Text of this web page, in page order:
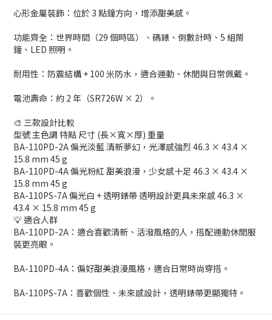
心形金屬裝飾：位於 3 點鐘方向，增添甜美感。
功能齊全：世界時間（29 個時區）、碼錶、倒數計時、5 組鬧
鐘、LED 照明。
耐用性：防震結構 + 100 米防水，適合運動、休閒與日常佩戴。
電池壽命：約 2 年（SR726W × 2）。
🎨 三款設計比較
型號 主色調 特點 尺寸 (長×寬×厚) 重量
BA-110PD-2A 偏光淡藍 清新夢幻，光澤感強烈 46.3 × 43.4 ×
15.8 mm 45 g
BA-110PD-4A 偏光粉紅 甜美浪漫，少女感十足 46.3 × 43.4 ×
15.8 mm 45 g
BA-110PS-7A 偏光白 + 透明錶帶 透明設計更具未來感 46.3 ×
43.4 × 15.8 mm 45 g
💡 適合人群
BA-110PD-2A：適合喜歡清新、活潑風格的人，搭配運動休閒服
裝更亮眼。
BA-110PD-4A：偏好甜美浪漫風格，適合日常時尚穿搭。
BA-110PS-7A：喜歡個性、未來感設計，透明錶帶更顯獨特。